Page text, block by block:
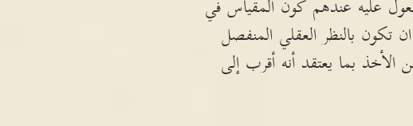
عليه عندهم كون المقياس في
تكون بالنظر العقلي المنفصل
بما يعتقد أنه أقرب إلى